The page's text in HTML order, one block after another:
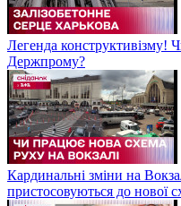
Легенда конструктивізму!
Держпрому?
Кардинальні зміни на
пристосовуються до нової